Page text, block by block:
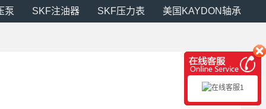
泵 SKF注油器 SKF压力表 美国KAYDON轴承